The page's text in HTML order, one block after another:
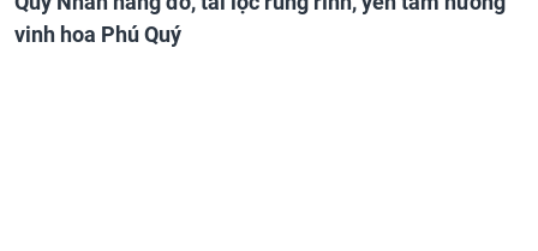
vinh hoa Phú Quý